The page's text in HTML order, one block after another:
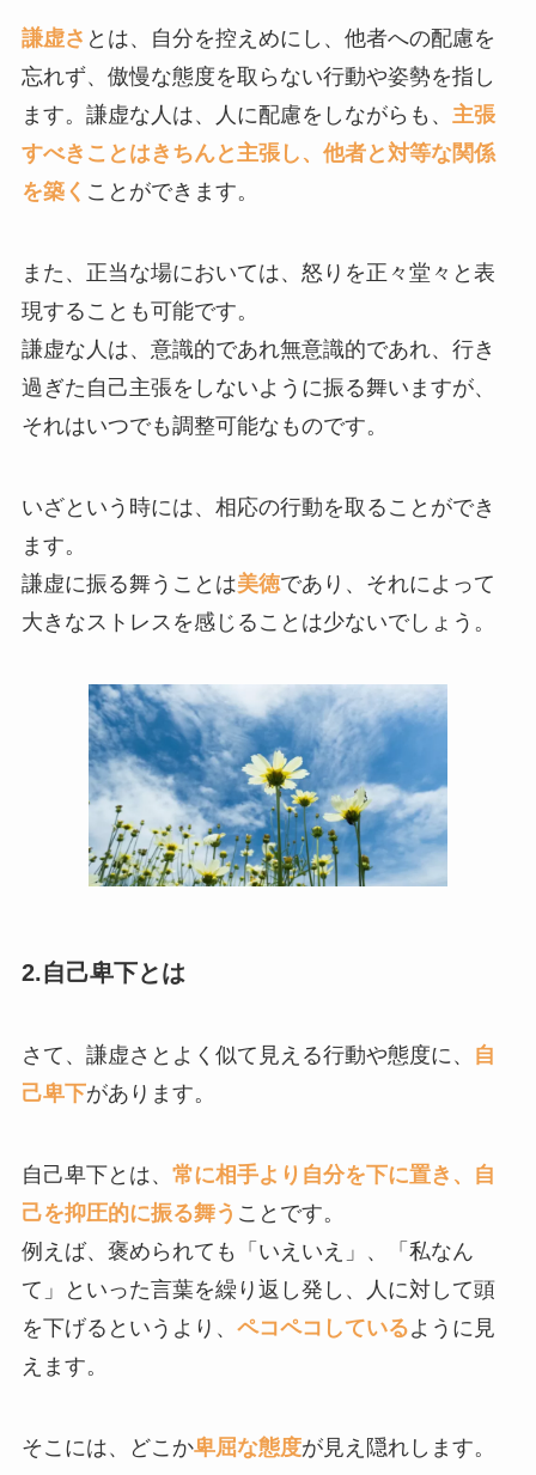
謙虚さ とは、自分を控えめにし、他者への配慮を
忘れず、傲慢な態度を取らない行動や姿勢を指し
ます。謙虚な人は、人に配慮をしながらも、 主張
すべきことはきちんと主張し、他者と対等な関係
を築く ことができます。
また、正当な場においては、怒りを正々堂々と表
現することも可能です。
謙虚な人は、意識的であれ無意識的であれ、行き
過ぎた自己主張をしないように振る舞いますが、
それはいつでも調整可能なものです。
いざという時には、相応の行動を取ることができ
ます。
謙虚に振る舞うことは美徳であり、それによって
大きなストレスを感じることは少ないでしょう。
2.自己卑下とは
さて、謙虚さとよく似て見える行動や態度に、
自
己卑下があります。
自己卑下とは、 常に相手より自分を下に置き、自
己を抑圧的に振る舞う ことです。
例えば、褒められても「いえいえ」、「私なん
て」といった言葉を繰り返し発し、人に対して頭
を下げるというより、 ペコペコしているように見
えます。
そこには、どこか卑屈な態度が見え隠れします。